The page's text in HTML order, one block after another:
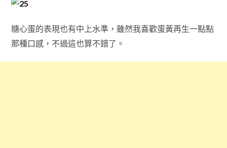
糖心蛋的表現也有中上水準，雖然我喜歡蛋黃再生一點點
那種口感，不過這也算不錯了。